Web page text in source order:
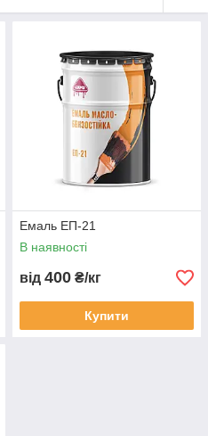
відрізняється високою
що захищаються,
оновлення і ремонту.
для різних типів
бетон та дерево. Вона
у промисловості, на
та майстернях, а також у
Емаль ЕП-21
В наявності
від 400 ₴/кг
Купити